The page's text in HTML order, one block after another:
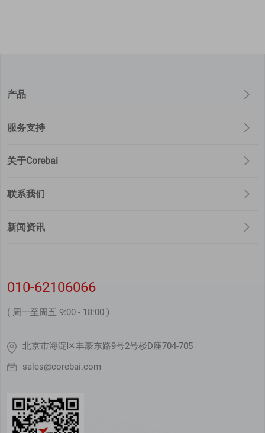
产品
服务支持
关于Corebai
联系我们
新闻资讯
010-62106066
( 周一至周五 9:00 - 18:00 )
北京市海淀区丰豪东路9号2号楼D座704-705
sales@corebai.com